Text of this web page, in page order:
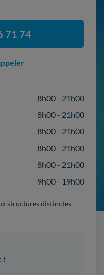
71 74
8h00 - 21h00
8h00 - 21h00
8h00 - 21h00
8h00 - 21h00
8h00 - 21h00
9h00 - 19h00
structures distinctes
!